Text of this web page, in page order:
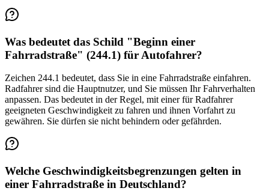
Was bedeutet das Schild "Beginn einer
Fahrradstraße" (244.1) für Autofahrer?
Zeichen 244.1 bedeutet, dass Sie in eine Fahrradstraße einfahren.
Radfahrer sind die Hauptnutzer, und Sie müssen Ihr Fahrverhalten
anpassen. Das bedeutet in der Regel, mit einer für Radfahrer
geeigneten Geschwindigkeit zu fahren und ihnen Vorfahrt zu
gewähren. Sie dürfen sie nicht behindern oder gefährden.
Welche Geschwindigkeitsbegrenzungen gelten in
einer Fahrradstraße in Deutschland?